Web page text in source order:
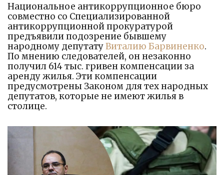
Национальное антикоррупционное бюро
совместно со Специализированной
антикоррупционной прокуратурой
предъявили подозрение бывшему
народному депутатуВиталию Барвиненко.
По мнению следователей, он незаконно
получил 614 тыс. гривен компенсации за
аренду жилья. Эти компенсации
предусмотрены Законом для тех народных
депутатов, которые не имеют жилья в
столице.